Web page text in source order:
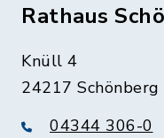
Rathaus
Knüll 4
24217 Schönberg
04344 306-0